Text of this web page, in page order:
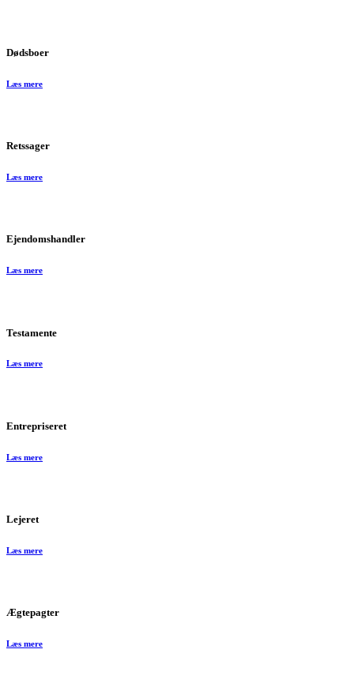
Dødsboer
Læs mere
Retssager
Læs mere
Ejendomshandler
Læs mere
Testamente
Læs mere
Entrepriseret
Læs mere
Lejeret
Læs mere
Ægtepagter
Læs mere